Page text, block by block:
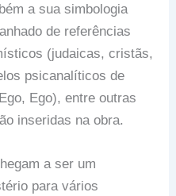
a sua simbologia
de referências
(judaicas, cristãs,
psicanalíticos de
Ego), entre outras
inseridas na obra.
a ser um
para vários